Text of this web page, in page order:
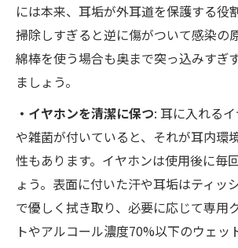
には本来、耳垢が外耳道を保護する役
掃除しすぎると逆に傷がついて感染の
綿棒を使う場合も奥まで突っ込みすぎ
ましょう。
・イヤホンを清潔に保つ: 耳に入れる
や雑菌が付いていると、それが耳内環
性もあります。イヤホンは使用後に毎
ょう。表面に付いた汗や耳垢はティッ
で優しく拭き取り、必要に応じて専用
トやアルコール濃度70%以下のウェッ